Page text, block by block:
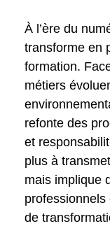
À l’ère du
transforme en
formation.
métiers
refonte des
et
plus à
mais implique
de